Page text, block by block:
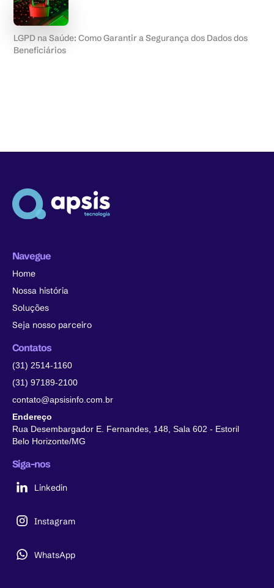
LGPD na Saúde: Como Garantir a Segurança dos Dados dos
Beneficiários
Navegue
Home
Nossa história
Soluções
Seja nosso parceiro
Contatos
(31) 2514-1160
(31) 97189-2100
contato@apsisinfo.com.br
Endereço
Rua Desembargador E. Fernandes, 148, Sala 602 - Estoril
Belo Horizonte/MG
Siga-nos
Linkedin
Instagram
WhatsApp